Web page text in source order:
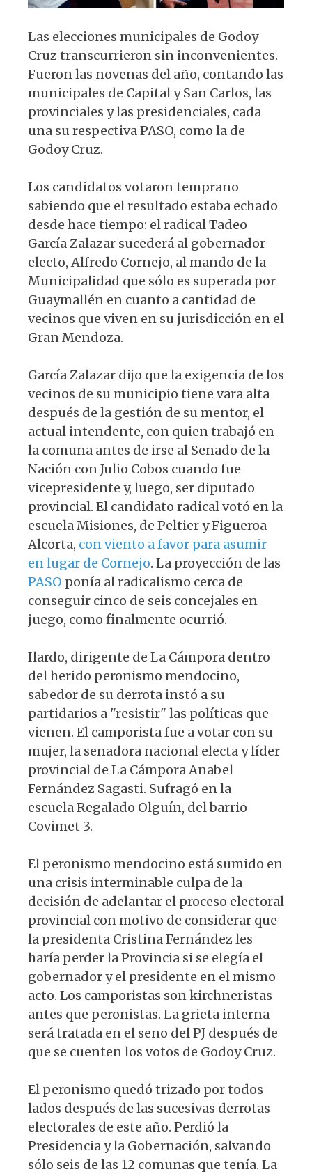
Las elecciones municipales de Godoy
Cruz transcurrieron sin inconvenientes.
Fueron las novenas del año, contando las
municipales de Capital y San Carlos, las
provinciales y las presidenciales, cada
una su respectiva PASO, como la de
Godoy Cruz.
Los candidatos votaron temprano
sabiendo que el resultado estaba echado
desde hace tiempo: el radical Tadeo
García Zalazar sucederá al gobernador
electo, Alfredo Cornejo, al mando de la
Municipalidad que sólo es superada por
Guaymallén en cuanto a cantidad de
vecinos que viven en su jurisdicción en el
Gran Mendoza.
García Zalazar dijo que la exigencia de los
vecinos de su municipio tiene vara alta
después de la gestión de su mentor, el
actual intendente, con quien trabajó en
la comuna antes de irse al Senado de la
Nación con Julio Cobos cuando fue
vicepresidente y, luego, ser diputado
provincial. El candidato radical votó en la
escuela Misiones, de Peltier y Figueroa
Alcorta, con viento a favor para asumir
en lugar de Cornejo. La proyección de las
PASO ponía al radicalismo cerca de
conseguir cinco de seis concejales en
juego, como finalmente ocurrió.
Ilardo, dirigente de La Cámpora dentro
del herido peronismo mendocino,
sabedor de su derrota instó a su
partidarios a "resistir" las políticas que
vienen. El camporista fue a votar con su
mujer, la senadora nacional electa y líder
provincial de La Cámpora Anabel
Fernández Sagasti. Sufragó en la
escuela Regalado Olguín, del barrio
Covimet 3.
El peronismo mendocino está sumido en
una crisis interminable culpa de la
decisión de adelantar el proceso electoral
provincial con motivo de considerar que
la presidenta Cristina Fernández les
haría perder la Provincia si se elegía el
gobernador y el presidente en el mismo
acto. Los camporistas son kirchneristas
antes que peronistas. La grieta interna
será tratada en el seno del PJ después de
que se cuenten los votos de Godoy Cruz.
El peronismo quedó trizado por todos
lados después de las sucesivas derrotas
electorales de este año. Perdió la
Presidencia y la Gobernación, salvando
sólo seis de las 12 comunas que tenía. La